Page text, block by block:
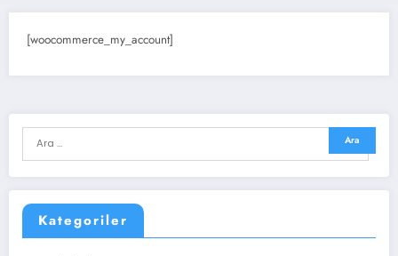
[woocommerce_my_account]
Kategoriler